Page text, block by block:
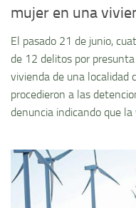
mujer en una
El pasado 21 de junio,
de 12 delitos por
vivienda de una localidad
procedieron a las
denuncia indicando que la